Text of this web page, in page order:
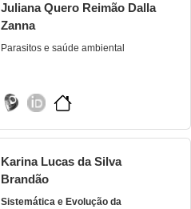
Juliana Quero Reimão Dalla
Zanna
Parasitos e saúde ambiental
Karina Lucas da Silva
Brandão
Sistemática e Evolução da